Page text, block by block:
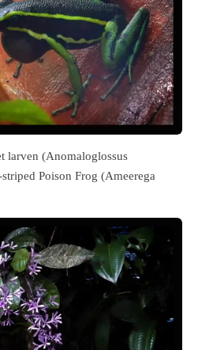
larven (Anomaloglossus
Poison Frog (Ameerega